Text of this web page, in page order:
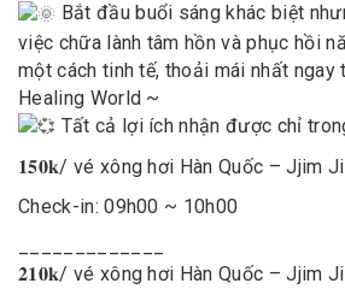
Bắt đầu buổi sángkhác biệt
việc chữa lành tâm hồn và phục hồi
một cách tinh tế, thoải mái nhất ngay
Healing World ~
Tất cả lợi ích nhận được chỉ
𝟏𝟓𝟎𝐤/ vé xông hơi Hàn Quốc – Jjim
Check-in: 09h00 ~ 10h00
𝟐𝟏𝟎𝐤/ vé xông hơi Hàn Quốc – Jjim